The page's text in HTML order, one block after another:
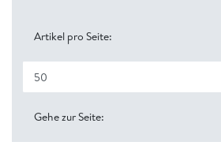
Artikel pro Seite:
Gehe zur Seite: